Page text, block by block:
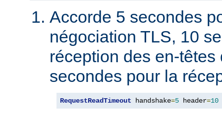
Accorde 5 secondes
négociation TLS, 10
réception des en-
secondes pour la
RequestReadTimeout handshake=5 header=10